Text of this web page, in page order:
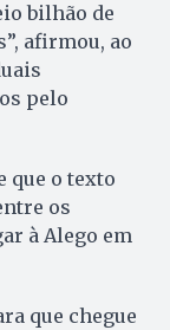
bilhão de
afirmou, ao
pelo
que o texto
os
à Alego em
que chegue